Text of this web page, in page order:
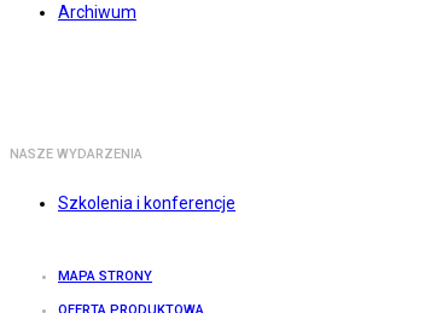
Archiwum
NASZE WYDARZENIA
Szkolenia i konferencje
MAPA STRONY